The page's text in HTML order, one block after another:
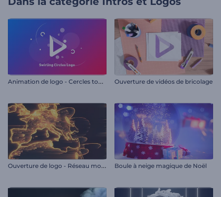
A
nimation de logo - Cercles tournants Ouverture de vidéos de bricolage
O
uverture de logo - Réseau mondial Boule à neige magique de Noël